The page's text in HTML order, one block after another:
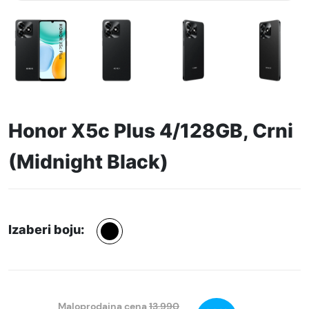
Honor X5c Plus 4/128GB, Crni
(Midnight Black)
Izaberi boju:
Maloprodajna cena13.990